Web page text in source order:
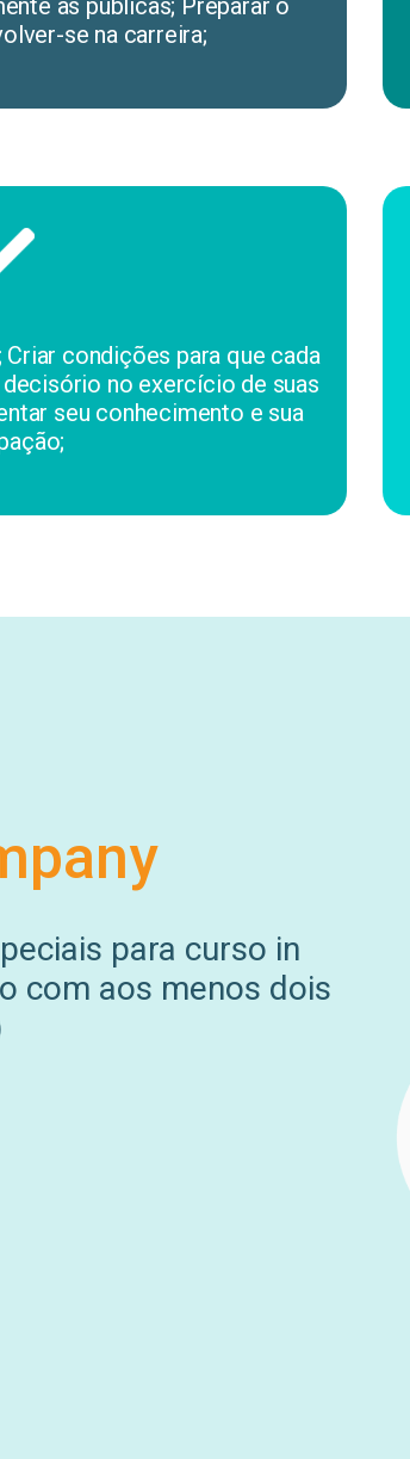
as públicas; Preparar o
se na carreira;
condições para que cada
no exercício de suas
seu conhecimento e sua
para curso in
com aos menos dois